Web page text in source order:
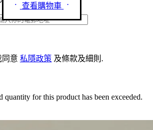
查看購物車
意 私隱政策 及條款及細則.
quantity for this product has been exceeded.